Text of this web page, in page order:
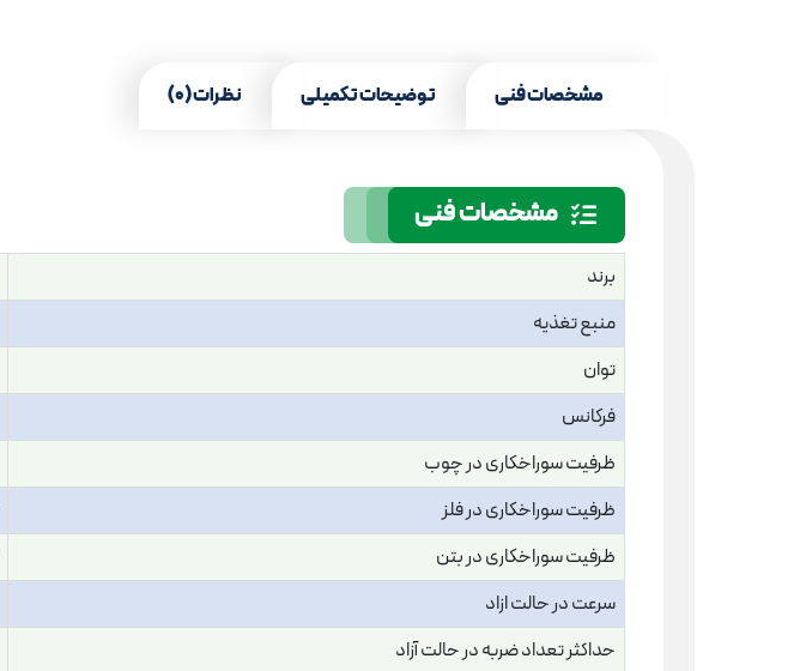
مشخصات فنی توضیحات تکمیلی نظرات (0)
مشخصات فنی
برند
منبع تغذیه
توان
فرکانس
ظرفیت سوراخکاری در چوب
ظرفیت سوراخکاری در فلز
ظرفیت سوراخکاری در بتن
سرعت در حالت ازاد
حداکثر تعداد ضربه در حالت آزاد